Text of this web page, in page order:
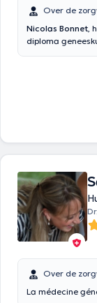
Over de
Nicolas Bonnet,
diploma
Dr.
Over de
La médecine